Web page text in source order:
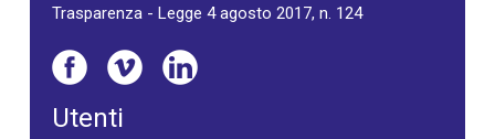
Trasparenza - Legge 4 agosto 2017, n. 124
Utenti